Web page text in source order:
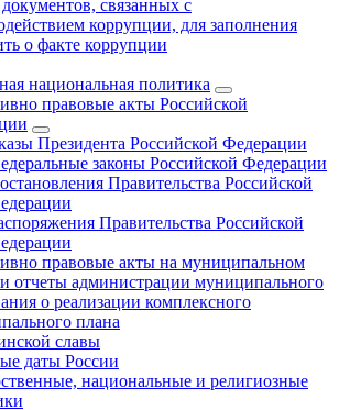
связанных с
коррупции, для заполнения
о факте коррупции
национальная политика
правовые акты Российской
Президента Российской Федерации
законы Российской Федерации
Правительства Российской
Правительства Российской
правовые акты на муниципальном
отчеты администрации муниципального
о реализации комплексного
плана
славы
даты России
национальные и религиозные